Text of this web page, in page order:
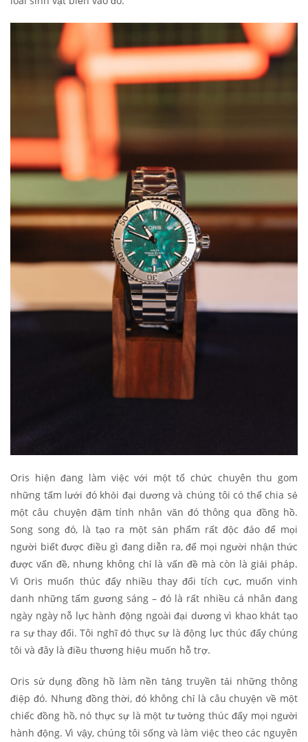
Oris hiện đang làm việc với một tổ chức chuyên thu gom
những tấm lưới đó khỏi đại dương và chúng tôi có thể chia sẻ
một câu chuyện đậm tính nhân văn đó thông qua đồng hồ.
Song song đó, là tạo ra một sản phẩm rất độc đáo để mọi
người biết được điều gì đang diễn ra, để mọi người nhận thức
được vấn đề, nhưng không chỉ là vấn đề mà còn là giải pháp.
Vì Oris muốn thúc đẩy nhiều thay đổi tích cực, muốn vinh
danh những tấm gương sáng – đó là rất nhiều cá nhân đang
ngày ngày nỗ lực hành động ngoài đại dương vì khao khát tạo
ra sự thay đổi. Tôi nghĩ đó thực sự là động lực thúc đẩy chúng
tôi và đây là điều thương hiệu muốn hỗ trợ.
Oris sử dụng đồng hồ làm nền tảng truyền tải những thông
điệp đó. Nhưng đồng thời, đó không chỉ là câu chuyện về một
chiếc đồng hồ, nó thực sự là một tư tưởng thúc đẩy mọi người
hành động. Vì vậy, chúng tôi sống và làm việc theo các nguyên